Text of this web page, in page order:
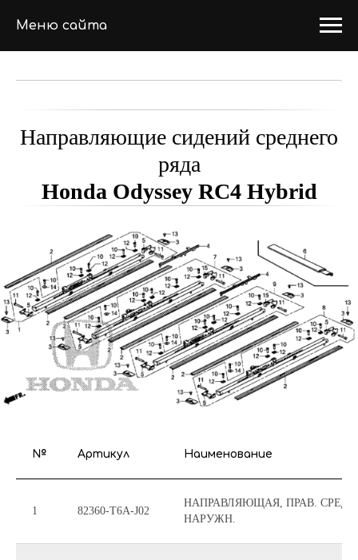
Меню сайта
Направляющие сидений среднего
ряда
Honda Odyssey RC4 Hybrid
№ Артикул Наименование
1 82360-T6A-J02
НАПРАВЛЯЮЩАЯ, ПРАВ.
НАРУЖН.